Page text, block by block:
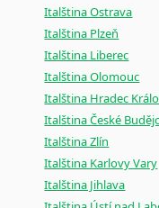
Italština Ostrava
Italština Plzeň
Italština Liberec
Italština Olomouc
Italština Hradec
Italština České
Italština Zlín
Italština Karlovy Vary
Italština Jihlava